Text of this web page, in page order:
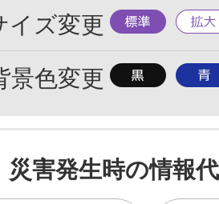
イズ変更 標
準
拡
大
景色変更 背
色
を
黒
背
色
を
青
災害発生時の情報